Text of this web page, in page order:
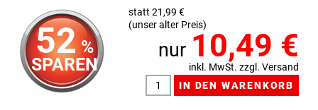
52 %
SPAREN
statt 21,99 €
(unser alter Preis)
nur 10,49 €
inkl. MwSt. zzgl. Versand